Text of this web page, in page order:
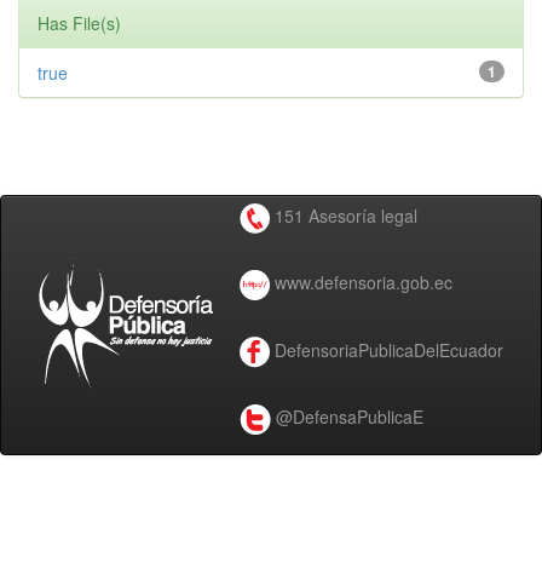
Has File(s)
1
true
151 Asesoría legal
www.defensoria.gob.ec
DefensoriaPublicaDelEcuador
@DefensaPublicaE